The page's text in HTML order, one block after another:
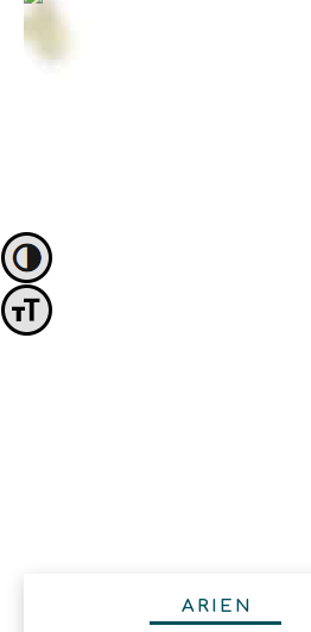
Εναλλαγή Υψηλής Αντίθεσης
Εναλλαγή Μεγέθους
ARIEN